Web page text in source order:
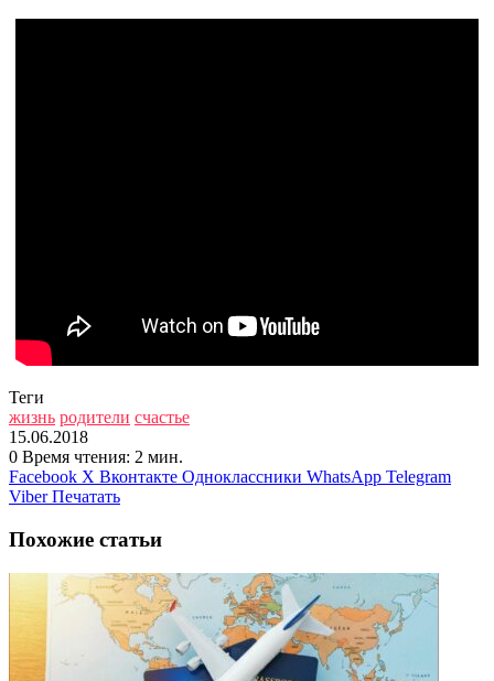
Теги
жизнь родители счастье
15.06.2018
0 Время чтения: 2 мин.
Facebook X Вконтакте Одноклассники WhatsApp Telegram
Viber Печатать
Похожие статьи